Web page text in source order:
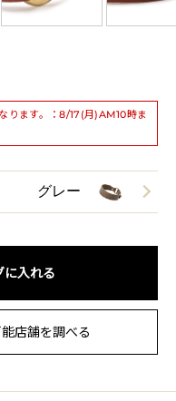
ります。：8/17(月)AM10時ま
グレー
に入れる
店舗を調べる